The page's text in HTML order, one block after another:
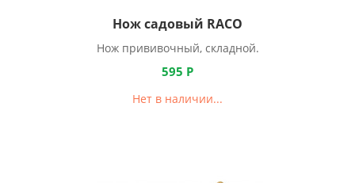
Нож садовый RACO
Нож прививочный, складной.
595 Р
Нет в наличии...